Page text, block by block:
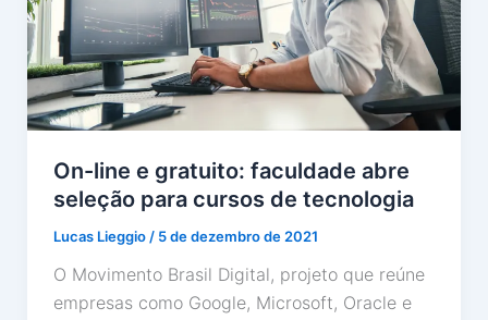
On-line e gratuito: faculdade abre
seleção para cursos de tecnologia
Lucas Lieggio / 5 de dezembro de 2021
O Movimento Brasil Digital, projeto que reúne
empresas como Google, Microsoft, Oracle e